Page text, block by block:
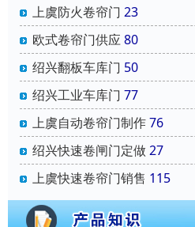
上虞防火卷帘门 23
欧式卷帘门供应80
绍兴翻板车库门 50
绍兴工业车库门 77
上虞自动卷帘门制作76
绍兴快速卷闸门定做27
上虞快速卷帘门销售 115